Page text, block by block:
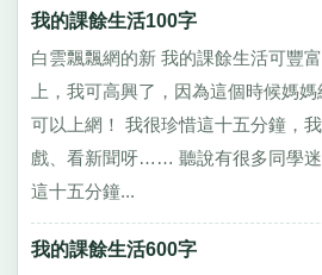
我的課餘生活100字
白雲飄飄網的新 我的課餘生活可豐
上，我可高興了，因為這個時候媽
可以上網！ 我很珍惜這十五分鐘，
戲、看新聞呀…… 聽說有很多同學
這十五分鐘...
我的課餘生活600字